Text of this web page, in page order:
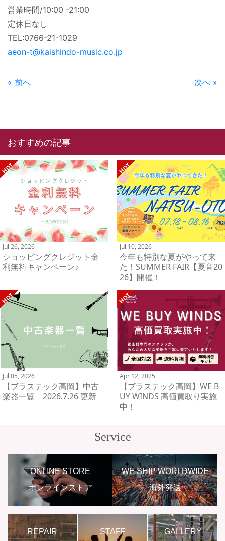
営業時間/10:00 -21:00
定休日なし
TEL:0766-21-1029
aeon-t@kaishindo-music.co.jp
« 前へ 次へ »
おすすめの記事
Jul 26, 2026
ショッピングクレジット金
利無料キャンペーン♪
Jul 10, 2026
今年も特別な夏がやって来
た！SUMMER FAIR【夏音20
26】開催！
Jul 05, 2026
【ブラステック高岡】中古
楽器一覧 2026.7.26 更新
Apr 12, 2025
【ブラステック高岡】WE B
UY WINDS 高価買取り実施
中！
Service
ONLINE STORE
オンラインストア
WE SHIP WORLDWIDE
海外発送
REPAIR STAFF GALLERY